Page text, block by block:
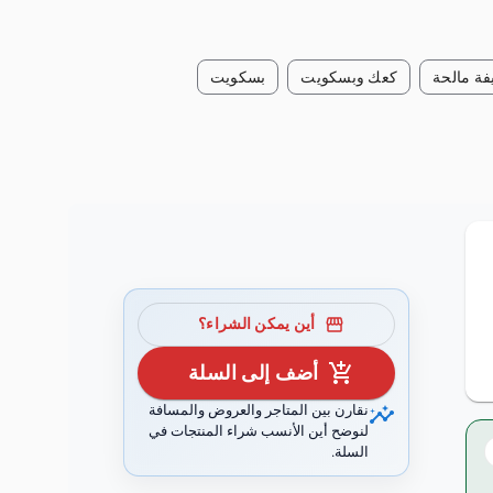
مالحة كعك وبسكويت بسكويت
storefront أين يمكن الشراء؟
add_shopping_cart أضف إلى السلة
insightsنقارن بين المتاجر والعروض والمسافة
لنوضح أين الأنسب شراء المنتجات في
السلة.